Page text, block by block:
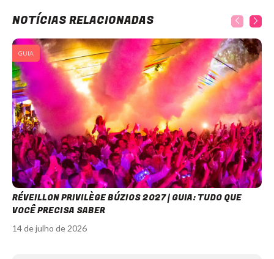
NOTÍCIAS RELACIONADAS
GUIA
RÉVEILLON PRIVILÈGE BÚZIOS 2027 | GUIA: TUDO QUE
VOCÊ PRECISA SABER
14 de julho de 2026